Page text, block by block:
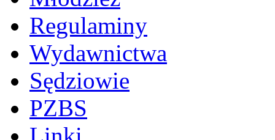
Regulaminy
Wydawnictwa
Sędziowie
PZBS